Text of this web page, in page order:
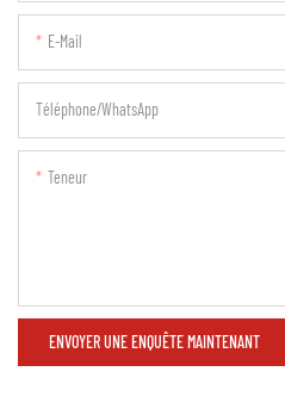
E-Mail
Téléphone/WhatsApp
Teneur
ENVOYER UNE ENQUÊTE MAINTENANT